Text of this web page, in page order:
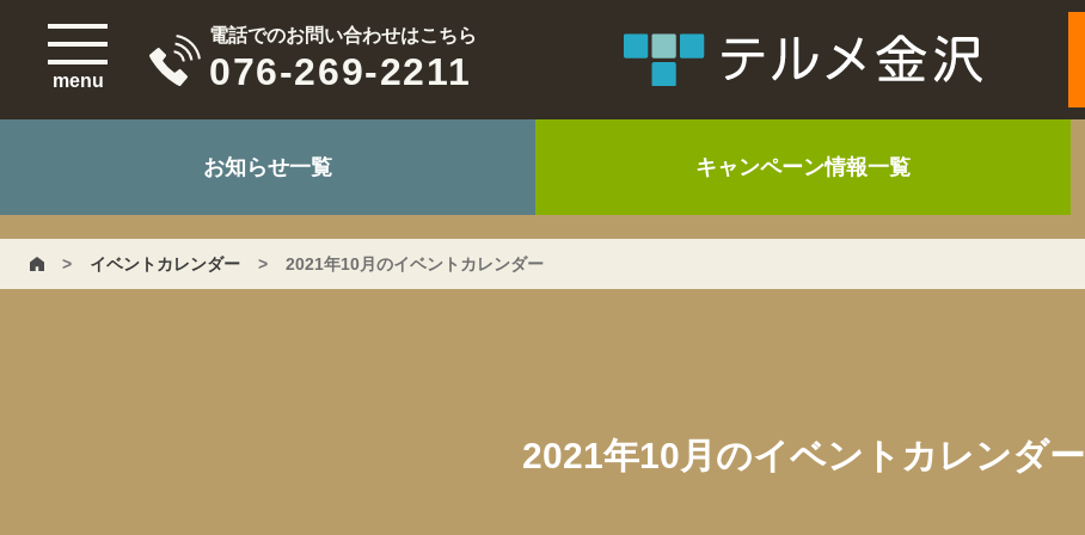
menu
電話でのお問い合わせはこちら
076-269-2211
お知らせ一覧 キャンペーン情報一覧
> イベントカレンダー > 2021年10月のイベントカレンダー
2021年10月のイベントカレンダー